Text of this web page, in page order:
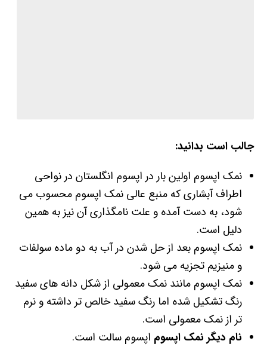
جالب است بدانید:
نمک اپسوم اولین بار در اپسوم انگلستان در نواحی
اطراف آبشاری که منبع عالی نمک اپسوم محسوب می
شود، به دست آمده و علت نامگذاری آن نیز به همین
دلیل است.
نمک اپسوم بعد از حل شدن در آب به دو ماده سولفات
و منیزیم تجزیه می شود.
نمک اپسوم مانند نمک معمولی از شکل دانه های سفید
رنگ تشکیل شده اما رنگ سفید خالص تر داشته و نرم
تر از نمک معمولی است.
نام دیگر نمک اپسوم اپسوم سالت است.